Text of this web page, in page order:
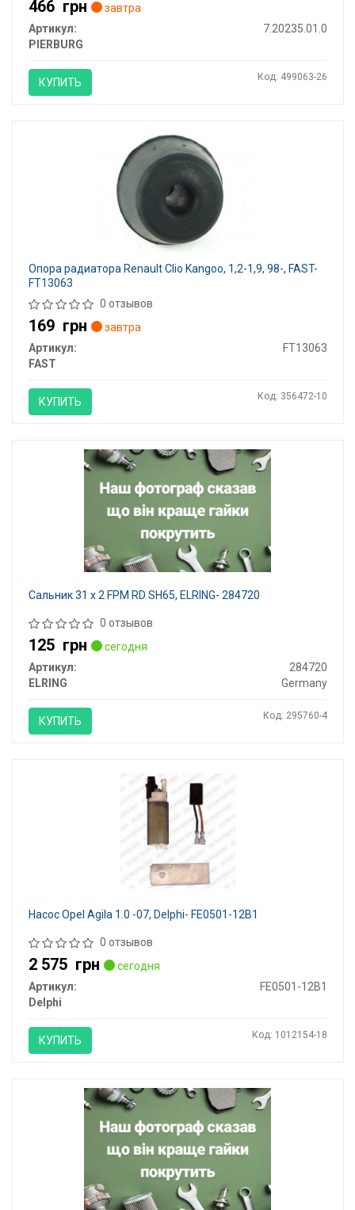
466 грн
завтра
Артикул:
7.20235.01.0
PIERBURG
КУПИТЬ Код: 499063-26
Опора радиатора Renault Clio Kangoo, 1,2-1,9, 98-, FAST-
FT13063
0 отзывов
169 грн
завтра
Артикул:
FT13063
FAST
КУПИТЬ Код: 356472-10
Сальник 31 x 2 FPM RD SH65, ELRING- 284720
0 отзывов
125 грн
сегодня
Артикул:
284720
ELRING
Germany
КУПИТЬ Код: 295760-4
Насос Opel Agila 1.0 -07, Delphi- FE0501-12B1
0 отзывов
2 575 грн
сегодня
Артикул:
FE0501-12B1
Delphi
КУПИТЬ Код: 1012154-18